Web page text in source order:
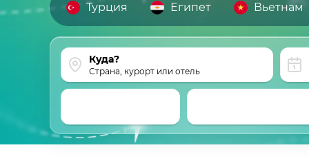
Турция Египет Вьетнам
Страна, курорт или отель